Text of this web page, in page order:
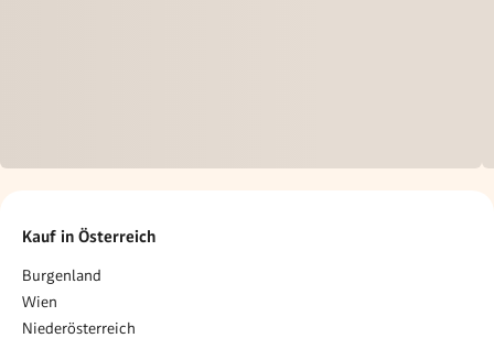
Kauf in Österreich
Burgenland
Wien
Niederösterreich